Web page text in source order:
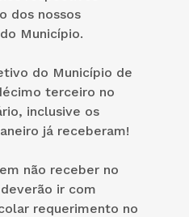
dos nossos
Município.
do Município de
terceiro no
inclusive os
já receberam!
não receber no
ir com
requerimento no